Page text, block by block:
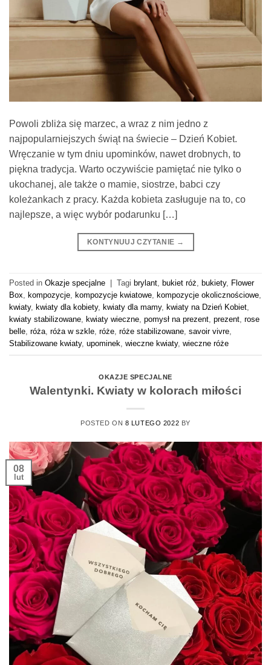
Powoli zbliża się marzec, a wraz z nim jedno z
najpopularniejszych świąt na świecie – Dzień Kobiet.
Wręczanie w tym dniu upominków, nawet drobnych, to
piękna tradycja. Warto oczywiście pamiętać nie tylko o
ukochanej, ale także o mamie, siostrze, babci czy
koleżankach z pracy. Każda kobieta zasługuje na to, co
najlepsze, a więc wybór podarunku […]
KONTYNUUJ CZYTANIE →
Posted in Okazje specjalne Tagi brylant bukiet róż bukiety, Flower
Box
kompozycje kompozycje kwiatowe kompozycje okolicznościowe
kwiaty, kwiaty dla kobiety, kwiaty dla mamy, kwiaty na Dzień Kobiet
kwiaty stabilizowane
kwiaty wieczne pomysł na prezent prezent rose
belle róża róża w szkle róże róże stabilizowane savoir vivre
Stabilizowane kwiaty, upominek wieczne kwiaty, wieczne róże
OKAZJE SPECJALNE
Walentynki. Kwiaty w kolorach miłości
POSTED ON 8 LUTEGO 2022 BY
08
lut